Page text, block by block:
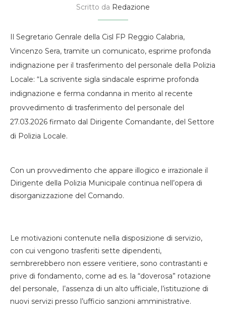
Scritto da Redazione
Il Segretario Genrale della Cisl FP Reggio Calabria,
Vincenzo Sera, tramite un comunicato, esprime profonda
indignazione per il trasferimento del personale della Polizia
Locale: “La scrivente sigla sindacale esprime profonda
indignazione e ferma condanna in merito al recente
provvedimento di trasferimento del personale del
27.03.2026 firmato dal Dirigente Comandante, del Settore
di Polizia Locale.
Con un provvedimento che appare illogico e irrazionale il
Dirigente della Polizia Municipale continua nell’opera di
disorganizzazione del Comando.
Le motivazioni contenute nella disposizione di servizio,
con cui vengono trasferiti sette dipendenti,
sembrerebbero non essere veritiere, sono contrastanti e
prive di fondamento, come ad es. la “doverosa” rotazione
del personale, l’assenza di un alto ufficiale, l’istituzione di
nuovi servizi presso l’ufficio sanzioni amministrative.